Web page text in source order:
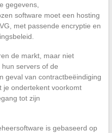
gegevens,
software moet een hosting
met passende encryptie en
de markt, maar niet
servers of de
geval van contractbeëindiging
je ondertekent voorkomt
tot zijn
is gebaseerd op